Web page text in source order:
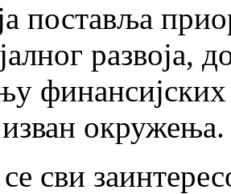
поставља
развоја,
финансијских
окружења.
сви